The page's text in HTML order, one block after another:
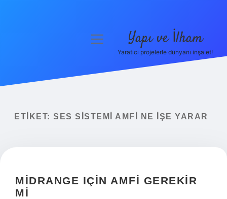
Yasal Uyarı
menüyü
Yapı ve İlham
Yaratıcı projelerle dünyanı inşa et!
ETIKET: SES SISTEMI AMFI NE IŞE YARAR
MIDRANGE IÇIN AMFI GEREKIR
MI